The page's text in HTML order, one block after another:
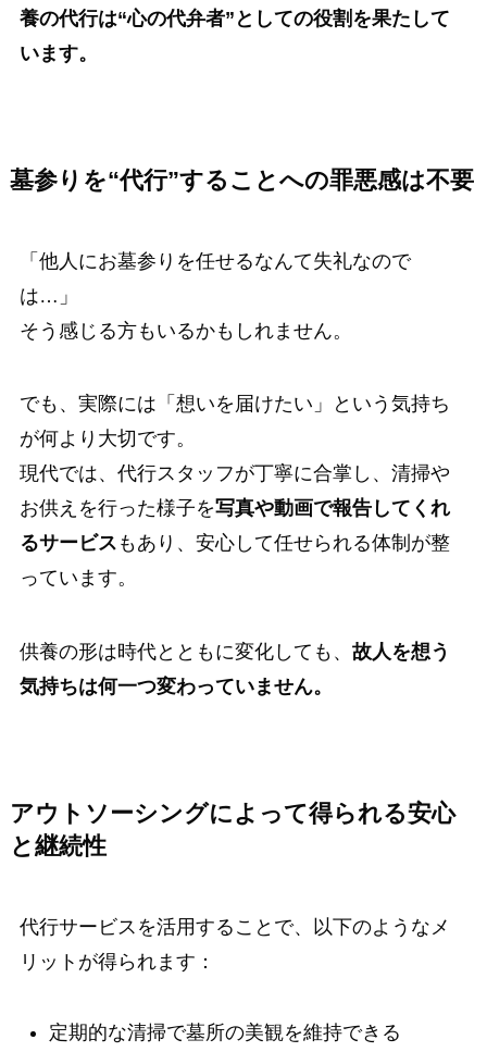
養の代行は“心の代弁者”としての役割を果たして
います。
墓参りを“代行”することへの罪悪感は不要
「他人にお墓参りを任せるなんて失礼なので
は…」
そう感じる方もいるかもしれません。
でも、実際には「想いを届けたい」という気持ち
が何より大切です。
現代では、代行スタッフが丁寧に合掌し、清掃や
お供えを行った様子を写真や動画で報告してくれ
るサービス もあり、安心して任せられる体制が整
っています。
供養の形は時代とともに変化しても、 故人を想う
気持ちは何一つ変わっていません。
アウトソーシングによって得られる安心
と継続性
代行サービスを活用することで、以下のようなメ
リットが得られます：
定期的な清掃で墓所の美観を維持できる